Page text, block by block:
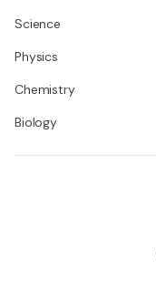
Science
Physics
Chemistry
Biology